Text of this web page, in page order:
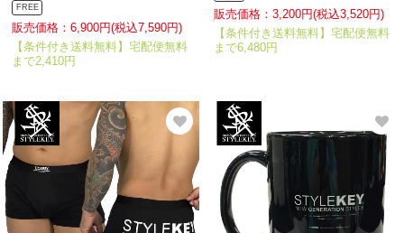
FREE
販売価格：6,900円(税込7,590円)
【条件付き送料無料】宅配便無料
まで2,410円
販売価格：3,200円(税込3,520円)
【条件付き送料無料】宅配便無料
まで6,480円